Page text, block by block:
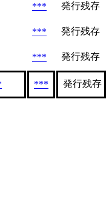
***
発行残存
***
発行残存
*** 発行残存
*** 発行残存